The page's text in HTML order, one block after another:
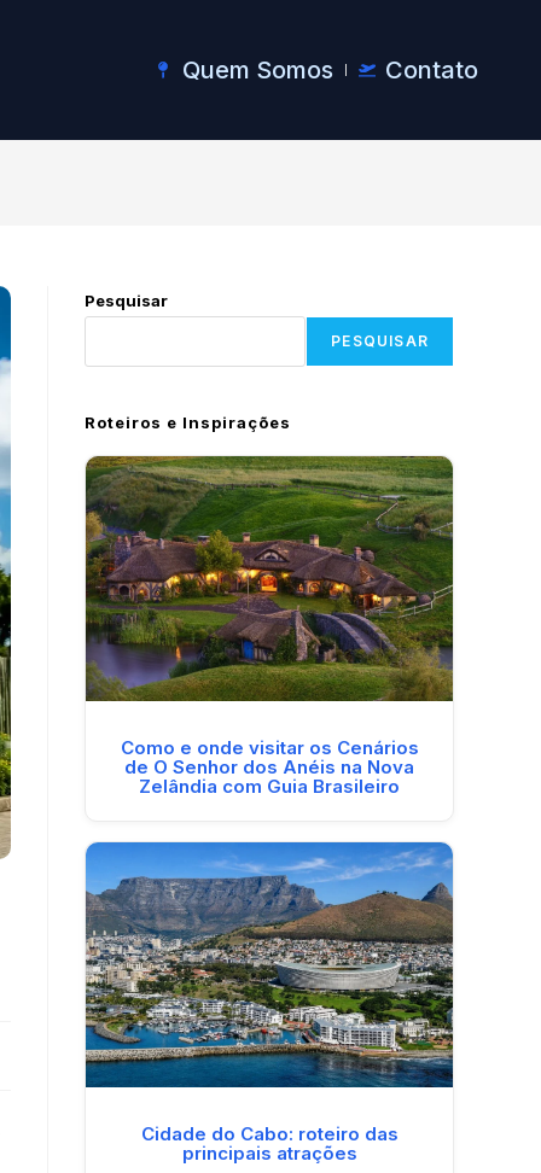
Quem Somos Contato
Pesquisar
PESQUISAR
Roteiros e Inspirações
Como e onde visitar os Cenários
de O Senhor dos Anéis na Nova
Zelândia com Guia Brasileiro
Cidade do Cabo: roteiro das
principais atrações